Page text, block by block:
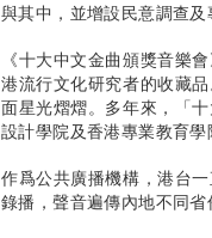
與其中，並增設民意調查及
《十大中文金曲頒獎音樂
港流行文化研究者的收藏
面星光熠熠。多年來，「
設計學院及香港專業教育學
作爲公共廣播機構，港台
錄播，聲音遍傳內地不同省